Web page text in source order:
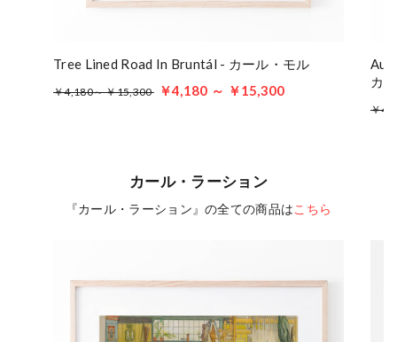
Tree Lined Road In Bruntál - カール・モル
￥4,180～ ￥15,300 ￥4,180 ～ ￥15,300
カ
￥
カール・ラーション
『カール・ラーション』の全ての商品はこちら